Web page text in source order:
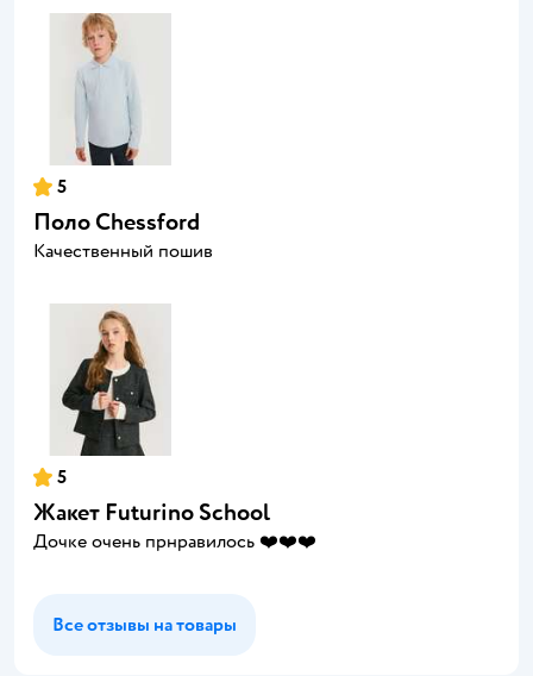
5
Поло Chessford
Качественный пошив
5
Жакет Futurino School
Дочке очень прнравилось ❤️❤️❤️
Все отзывы на товары